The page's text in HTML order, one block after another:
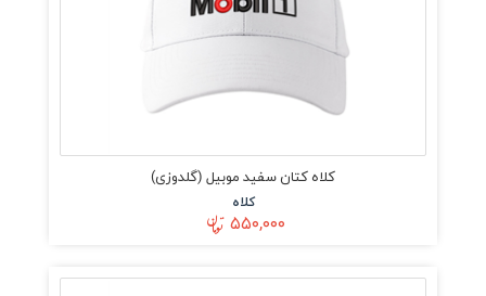
کلاه کتان سفید موبیل (گلدوزی)
کلاه
۵۵۰,۰۰۰